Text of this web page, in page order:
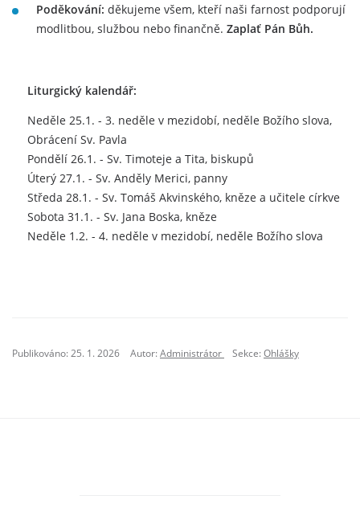
Poděkování: děkujeme všem, kteří naši farnost podporují
modlitbou, službou nebo finančně. Zaplať Pán Bůh.
Liturgický kalendář:
Neděle 25.1. - 3. neděle v mezidobí, neděle Božího slova,
Obrácení Sv. Pavla
Pondělí 26.1. - Sv. Timoteje a Tita, biskupů
Úterý 27.1. - Sv. Anděly Merici, panny
Středa 28.1. - Sv. Tomáš Akvinského, kněze a učitele církve
Sobota 31.1. - Sv. Jana Boska, kněze
Neděle 1.2. - 4. neděle v mezidobí, neděle Božího slova
Publikováno: 25. 1. 2026 Autor:Administrátor Sekce:Ohlášky